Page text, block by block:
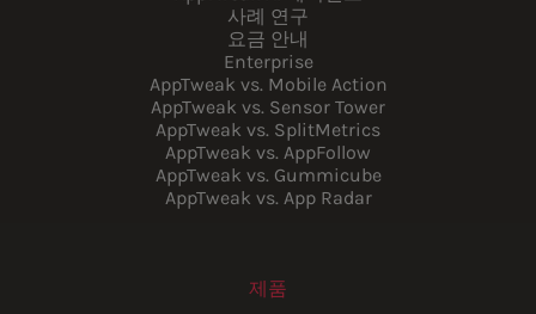
사례 연구
요금 안내
Enterprise
AppTweak vs. Mobile Action
AppTweak vs. Sensor Tower
AppTweak vs. SplitMetrics
AppTweak vs. AppFollow
AppTweak vs. Gummicube
AppTweak vs. App Radar
제품